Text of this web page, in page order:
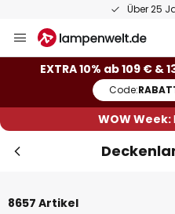
50 Tage
Inhalt
springen
EXTRA 10% ab 109 € &
Code:
WOW Week:
8657 Artikel